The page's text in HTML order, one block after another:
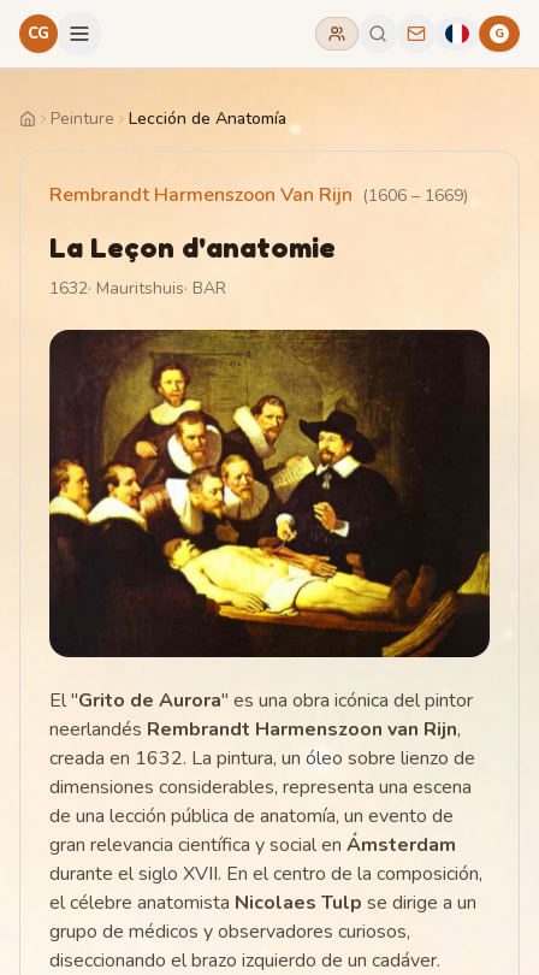
CG G
HomePeinture Lección de Anatomía
Rembrandt Harmenszoon Van Rijn (1606 – 1669)
La Leçon d'anatomie
1632· Mauritshuis· BAR
El "Grito de Aurora" es una obra icónica del pintor
neerlandés Rembrandt Harmenszoon van Rijn,
creada en 1632. La pintura, un óleo sobre lienzo de
dimensiones considerables, representa una escena
de una lección pública de anatomía, un evento de
gran relevancia científica y social en Ámsterdam
durante el siglo XVII. En el centro de la composición,
el célebre anatomista Nicolaes Tulp se dirige a un
grupo de médicos y observadores curiosos,
diseccionando el brazo izquierdo de un cadáver.